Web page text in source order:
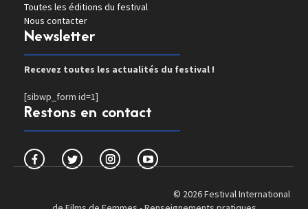
Toutes les éditions du festival
Nous contacter
Newsletter
Recevez toutes les actualités du festival !
[sibwp_form id=1]
Restons en contact
© 2026 Festival International